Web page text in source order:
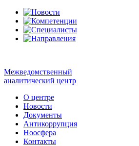
Межведомственный
аналитический центр
О центре
Новости
Документы
Антикоррупция
Ноосфера
Контакты